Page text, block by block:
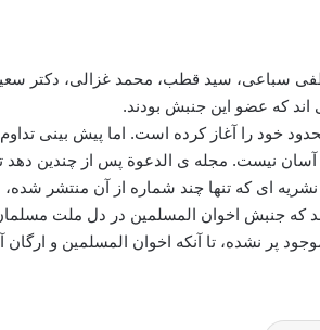
سباعی، سید قطب، محمد غزالی، دکتر
که عضو این جنبش بودند.
خود را آغاز کرده است. اما پیش بینی
نیست. مجله ی الدعوة پس از چندین دهد
ای که تنها چند شماره از آن منتشر شده،
که جنبش اخوان المسلمین در دل ملت
پر نشده، تا آنکه اخوان المسلمین و ارگان